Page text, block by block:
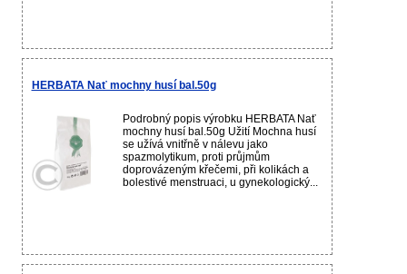
HERBATA Nať mochny husí bal.50g
Podrobný popis výrobku HERBATA Nať
mochny husí bal.50g Užití Mochna husí
se užívá vnitřně v nálevu jako
spazmolytikum, proti průjmům
doprovázeným křečemi, při kolikách a
bolestivé menstruaci, u gynekologický...